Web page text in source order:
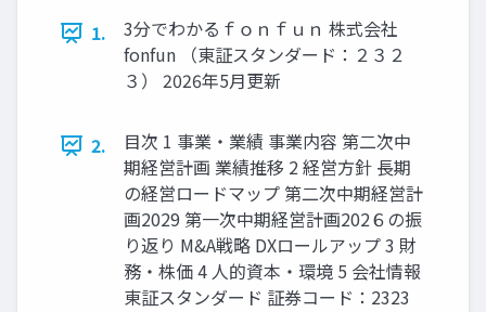
1.
3分でわかるｆｏｎｆｕｎ 株式会社
fonfun （東証スタンダード：２３２
３） 2026年5月更新
2.
目次 1 事業・業績 事業内容 第二次中
期経営計画 業績推移 2 経営方針 長期
の経営ロードマップ 第二次中期経営計
画2029 第一次中期経営計画202６の振
り返り M&A戦略 DXロールアップ 3 財
務・株価 4 人的資本・環境 5 会社情報
東証スタンダード 証券コード：2323